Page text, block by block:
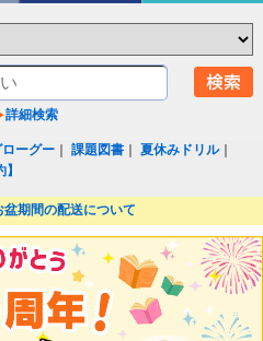
詳細検索
ローグー ｜課題図書 ｜夏休みドリル｜
盆期間の配送について